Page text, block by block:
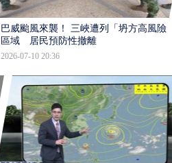
巴威颱風來襲！ 三峽遭列「坍方高風險」
區域 居民預防性撤離
2026-07-10 20:36